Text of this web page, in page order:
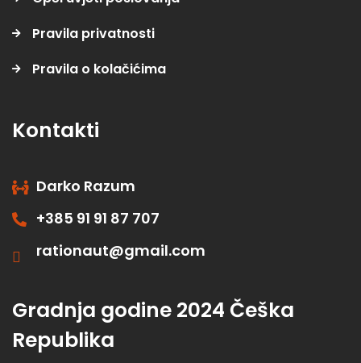
Pravila privatnosti
Pravila o kolačićima
Kontakti
Darko Razum
+385 91 91 87 707
rationaut@gmail.com
Gradnja godine 2024 Češka
Republika